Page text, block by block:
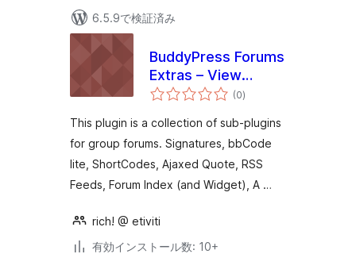
6.5.9で検証済み
BuddyPress Forums
Extras – View
Activity Comments
(0個
の
価
)
This plugin is a collection of sub-plugins
for group forums. Signatures, bbCode
lite, ShortCodes, Ajaxed Quote, RSS
Feeds, Forum Index (and Widget), A …
rich! @ etiviti
有効インストール数: 10+